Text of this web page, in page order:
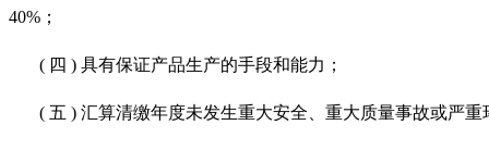
40%；
( 四 ) 具有保证产品生产的手段和能力；
( 五 ) 汇算清缴年度未发生重大安全、重大质量事故或严重